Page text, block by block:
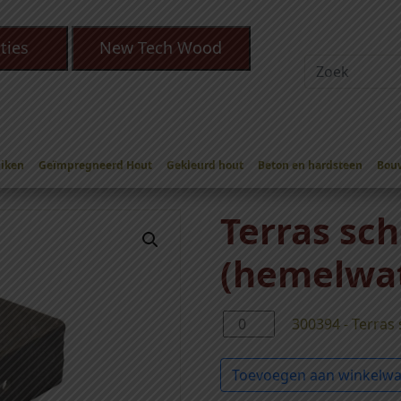
New Tech Wood
Geïmpregneerd Hout Gekleurd hout Beton en hardsteen
scherm beugel (hemelwater beugel)
Terras
0
0
3
300394 -
Toevoegen aan